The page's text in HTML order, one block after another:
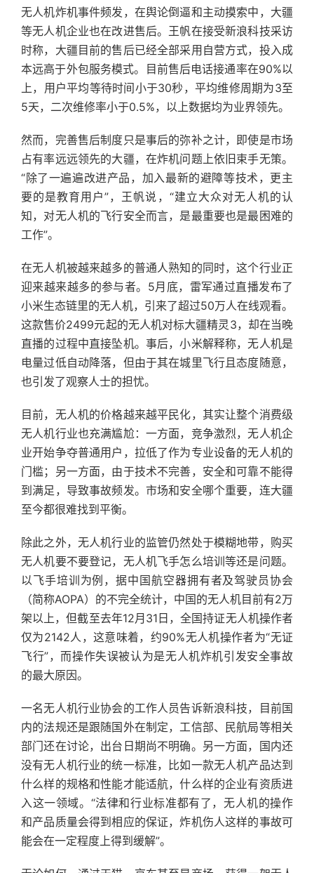
无人机炸机事件频发，在舆论倒逼和主动摸索中，大疆
等无人机企业也在改进售后。王帆在接受新浪科技采访
时称，大疆目前的售后已经全部采用自营方式，投入成
本远高于外包服务模式。目前售后电话接通率在90%以
上，用户平均等待时间小于30秒，平均维修周期为3至
5天，二次维修率小于0.5%，以上数据均为业界领先。
然而，完善售后制度只是事后的弥补之计，即使是市场
占有率远远领先的大疆，在炸机问题上依旧束手无策。
“除了一遍遍改进产品，加入最新的避障等技术，更主
要的是教育用户”，王帆说，“建立大众对无人机的认
知，对无人机的飞行安全而言，是最重要也是最困难的
工作”。
在无人机被越来越多的普通人熟知的同时，这个行业正
迎来越来越多的参与者。5月底，雷军通过直播发布了
小米生态链里的无人机，引来了超过50万人在线观看。
这款售价2499元起的无人机对标大疆精灵3，却在当晚
直播的过程中直接坠机。事后，小米解释称，无人机是
电量过低自动降落，但由于其在城里飞行且态度随意，
也引发了观察人士的担忧。
目前，无人机的价格越来越平民化，其实让整个消费级
无人机行业也充满尴尬：一方面，竞争激烈，无人机企
业开始争夺普通用户，拉低了作为专业设备的无人机的
门槛；另一方面，由于技术不完善，安全和可靠不能得
到满足，导致事故频发。市场和安全哪个重要，连大疆
至今都很难找到平衡。
除此之外，无人机行业的监管仍然处于模糊地带，购买
无人机要不要登记，无人机飞手怎么培训等还是问题。
以飞手培训为例，据中国航空器拥有者及驾驶员协会
（简称AOPA）的不完全统计，中国的无人机目前有2万
架以上，但截至去年12月31日，全国持证无人机操作者
仅为2142人，这意味着，约90%无人机操作者为“无证
飞行”，而操作失误被认为是无人机炸机引发安全事故
的最大原因。
一名无人机行业协会的工作人员告诉新浪科技，目前国
内的法规还是跟随国外在制定，工信部、民航局等相关
部门还在讨论，出台日期尚不明确。另一方面，国内还
没有无人机行业的统一标准，比如一款无人机产品达到
什么样的规格和性能才能适航，什么样的企业有资质进
入这一领域。“法律和行业标准都有了，无人机的操作
和产品质量会得到相应的保证，炸机伤人这样的事故可
能会在一定程度上得到缓解”。